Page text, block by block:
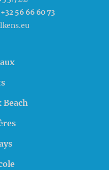
+32 56 66 60 73
Beach